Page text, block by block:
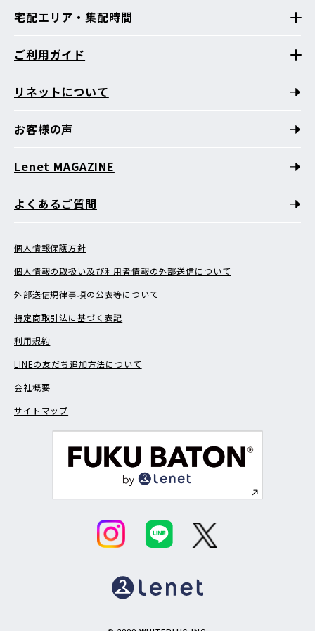
宅配エリア・集配時間
ご利用ガイド
リネットについて
お客様の声
Lenet MAGAZINE
よくあるご質問
個人情報保護方針
個人情報の取扱い及び利用者情報の外部送信について
外部送信規律事項の公表等について
特定商取引法に基づく表記
利用規約
LINEの友だち追加方法について
会社概要
サイトマップ